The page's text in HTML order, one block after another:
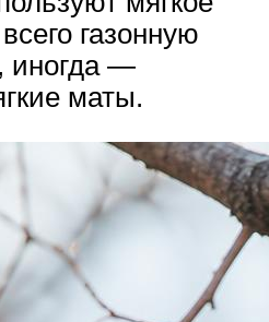
газонную
иногда —
маты.